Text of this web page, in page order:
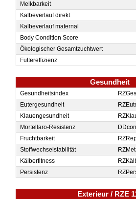
Melk­barkeit
Kalbe­verlauf direkt
Kalbe­verlauf maternal
Body Condition Score
Ökologischer Gesamtzuchtwert
Futtereffizienz
Gesundheit
Gesund­heits­index
Euter­gesundheit
Klauen­gesund­heit
Mortellaro-­Resistenz
Fruchtbar­keit
Stoff­wechsel­stabi­li­tät
Kälber­fit­ness
Persistenz
Exterieur / RZE